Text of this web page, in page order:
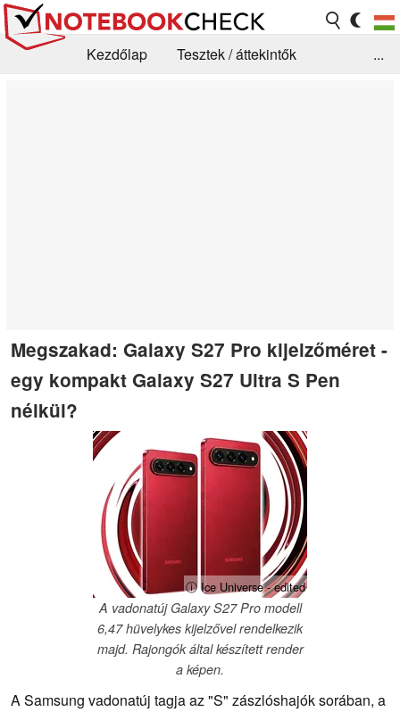
Kezdőlap
Tesztek / áttekintők
...
Megszakad: Galaxy S27 Pro kijelzőméret -
egy kompakt Galaxy S27 Ultra S Pen
nélkül?
ⓘ Ice Universe - edited
A vadonatúj Galaxy S27 Pro modell
6,47 hüvelykes kijelzővel rendelkezik
majd. Rajongók által készített render
a képen.
A Samsung vadonatúj tagja az "S" zászlóshajók sorában, a